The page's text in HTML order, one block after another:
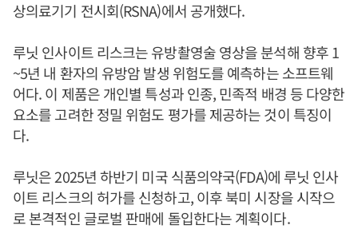
상의료기기 전시회(RSNA)에서 공개했다.
루닛 인사이트 리스크는 유방촬영술 영상을 분석해 향후 1
~5년 내 환자의 유방암 발생 위험도를 예측하는 소프트웨
어다. 이 제품은 개인별 특성과 인종, 민족적 배경 등 다양한
요소를 고려한 정밀 위험도 평가를 제공하는 것이 특징이
다.
루닛은 2025년 하반기 미국 식품의약국(FDA)에 루닛 인사
이트 리스크의 허가를 신청하고, 이후 북미 시장을 시작으
로 본격적인 글로벌 판매에 돌입한다는 계획이다.